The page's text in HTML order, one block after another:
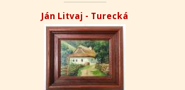
Ján Litvaj - Turecká